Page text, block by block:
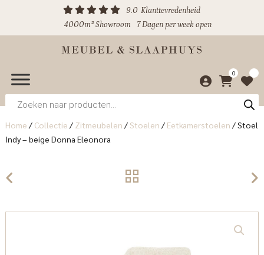
9.0 Klanttevredenheid
4000m² Showroom
7 Dagen per week open
0
Producten
zoeken
Home / Collectie / Zitmeubelen / Stoelen / Eetkamerstoelen /Stoel
Indy – beige Donna Eleonora